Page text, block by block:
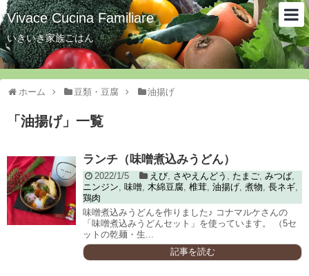
Vivace Cucina Familiare
いきいき家族ごはん
ホーム 豆類・豆腐 油揚げ
「 油揚げ」 一覧
ランチ（味噌煮込みうどん）
2022/1/5 えび, さやえんどう , たまご, みつば,
ニンジン, 味噌, 木綿豆腐, 椎茸, 油揚げ, 煮物, 長ネギ,
鶏肉
味噌煮込みうどんを作りました♪ コナマルケさんの
「味噌煮込みうどんセット」を使っています。 （5セ
ットの乾麺・生...
記事を読む